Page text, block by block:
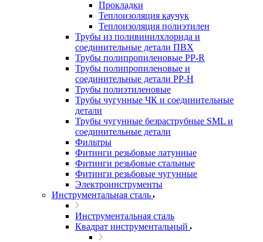
Прокладки
Теплоизоляция каучук
Теплоизоляция полиэтилен
Трубы из поливинилхлорида и
соединительные детали ПВХ
Трубы полипропиленовые PP-R
Трубы полипропиленовые и
соединительные детали PP-H
Трубы полиэтиленовые
Трубы чугунные ЧК и соединительные
детали
Трубы чугунные безраструбные SML и
соединительные детали
Фильтры
Фитинги резьбовые латунные
Фитинги резьбовые стальные
Фитинги резьбовые чугунные
Электроинструменты
Инструментальная сталь
Инструментальная сталь
Квадрат инструментальный